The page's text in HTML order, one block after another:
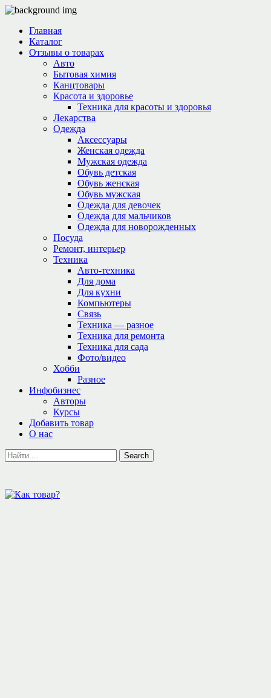
Главная
Каталог
Отзывы о товарах
Авто
Бытовая химия
Канцтовары
Красота и здоровье
Техника для красоты и здоровья
Лекарства
Одежда
Аксессуары
Женская одежда
Мужская одежда
Обувь детская
Обувь женская
Обувь мужская
Одежда для девочек
Одежда для мальчиков
Одежда для новорожденных
Посуда
Ремонт, интерьер
Техника
Авто-техника
Для дома
Для кухни
Компьютеры
Связь
Техника — разное
Техника для ремонта
Техника для сада
Фото/видео
Хобби
Разное
Инфобизнес
Авторы
Курсы
Добавить товар
О нас